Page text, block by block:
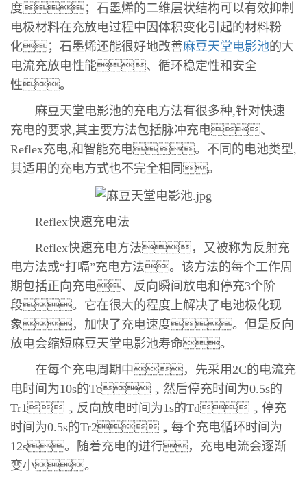
度；石墨烯的二维层状结构可以有效抑制
电极材料在充放电过程中因体积变化引起的材料粉
化；石墨烯还能很好地改善麻豆天堂电影池的大
电流充放电性能、循环稳定性和安全
性。
麻豆天堂电影池的充电方法有很多种,针对快速
充电的要求,其主要方法包括脉冲充电、
Reflex充电,和智能充电。不同的电池类型,
其适用的充电方式也不完全相同。
Reflex快速充电法
Reflex快速充电方法，又被称为反射充
电方法或“打嗝”充电方法。该方法的每个工作周
期包括正向充电、反向瞬间放电和停充3个阶
段。它在很大的程度上解决了电池极化现
象，加快了充电速度。但是反向
放电会缩短麻豆天堂电影池寿命。
在每个充电周期中，先采用2C的电流充
电时间为10s的Tc，然后停充时间为0.5s的
Tr1，反向放电时间为1s的Td，停充
时间为0.5s的Tr2，每个充电循环时间为
12s。随着充电的进行，充电电流会逐渐
变小。